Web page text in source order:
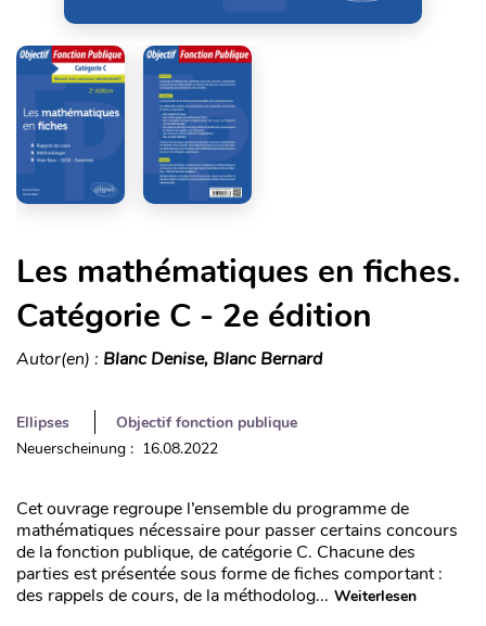
Les mathématiques en fiches.
Catégorie C - 2e édition
Autor(en) : Blanc Denise, Blanc Bernard
Ellipses
Objectif fonction publique
Neuerscheinung : 16.08.2022
Cet ouvrage regroupe l’ensemble du programme de
mathématiques nécessaire pour passer certains concours
de la fonction publique, de catégorie C. Chacune des
parties est présentée sous forme de fiches comportant :
des rappels de cours, de la méthodolog... Weiterlesen